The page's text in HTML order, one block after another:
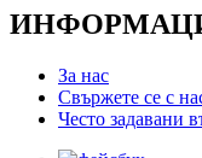
За нас
Свържете се с
Често задавани